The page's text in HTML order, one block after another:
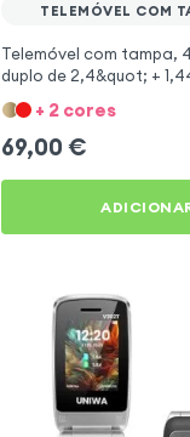
TELEMÓVEL COM
Telemóvel com tampa,
duplo de 2,4&quot; +
teclado, dual SIM e luz
+ 2 cores
69,00 €